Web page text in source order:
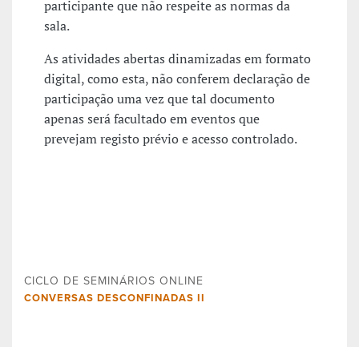
participante que não respeite as normas da
sala.
As atividades abertas dinamizadas em formato
digital, como esta, não conferem declaração de
participação uma vez que tal documento
apenas será facultado em eventos que
prevejam registo prévio e acesso controlado.
CICLO DE SEMINÁRIOS ONLINE
CONVERSAS DESCONFINADAS II